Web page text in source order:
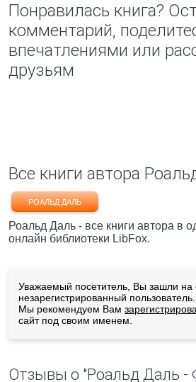
Понравилась книга?
комментарий,
впечатлениями или
друзьям
Все книги автора
РОАЛЬД ДАЛЬ
Роальд Даль - все книги автора в
онлайн библиотеки LibFox.
Уважаемый посетитель, Вы зашли на
незарегистрированный пользователь.
Мы рекомендуем Вам
сайт под своим именем.
Отзывы о "Роальд Даль -